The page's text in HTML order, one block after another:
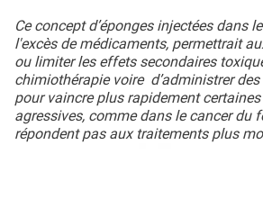
Ce concept d’éponges injectées dans
l'excès de médicaments, permettrait
ou limiter les effets secondaires
chimiothérapie voire d’administrer
pour vaincre plus rapidement
agressives, comme dans le cancer du
répondent pas aux traitements plus